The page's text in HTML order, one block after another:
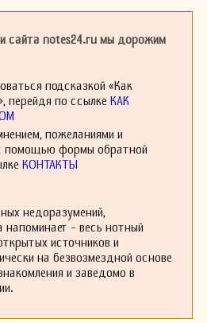
слухом, она любит
голоса, звуки, такие как
блендеры, звуки полицейских и
сирен, а также собачий лай в ноты.
композиция «Белградский вальс»
«Золотой ключ» в 2017 году. Тижана
в рецитале в зале Эрбара в Вене
года.
«Паук», вдохновлённой большим
поселился под её почтовым
«Реками Сербии», вдохновлённой
реками Сербии. Обе композиции
е место в младшей категории на
ключ» в 2018 году.
участвует в музыкальной
развивать свои навыки
сайта notes24.ru мы дорожим
подсказкой «Как
перейдя по ссылке КАК
пожеланиями и
помощью формы обратной
КОНТАКТЫ
недоразумений,
напоминает - весь нотный
источников и
на безвозмездной основе
и заведомо в